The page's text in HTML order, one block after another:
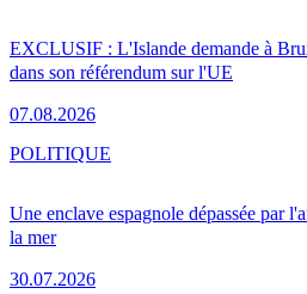
EXCLUSIF : L'Islande demande à
dans son référendum sur l'UE
07.08.2026
Une enclave espagnole dépassée par
la mer
30.07.2026
POLITIQUE